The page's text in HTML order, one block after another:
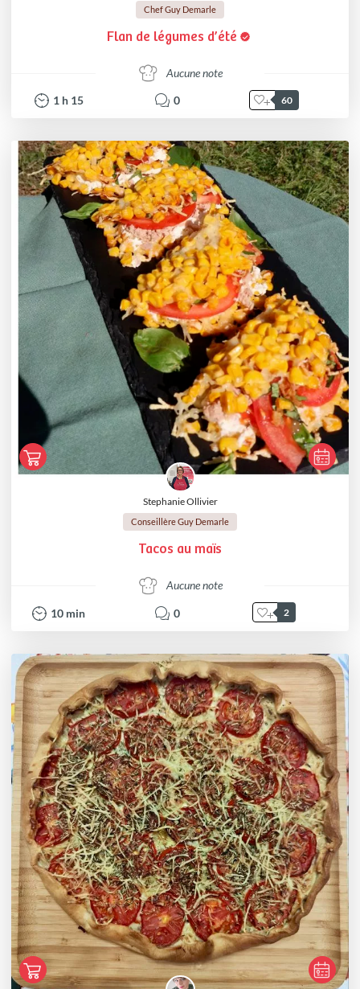
Chef Guy Demarle
Flan de légumes d’été
Aucune note
1 h15 0 60
Stephanie Ollivier
Conseillère Guy Demarle
Tacos au maïs
Aucune note
10 min 0 2